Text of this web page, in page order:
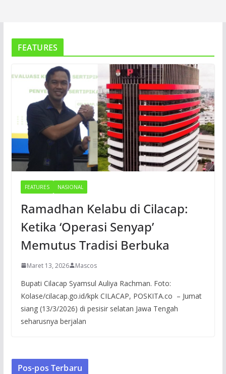
FEATURES
FEATURES NASIONAL
Ramadhan Kelabu di Cilacap:
Ketika ‘Operasi Senyap’
Memutus Tradisi Berbuka
Maret 13, 2026 Mascos
Bupati Cilacap Syamsul Auliya Rachman. Foto:
Kolase/cilacap.go.id/kpk CILACAP, POSKITA.co – Jumat
siang (13/3/2026) di pesisir selatan Jawa Tengah
seharusnya berjalan
Pos-pos Terbaru